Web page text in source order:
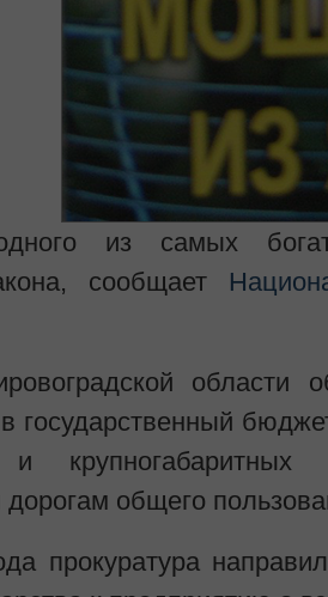
из самых
сообщает
государственный
и
общего
прокуратура